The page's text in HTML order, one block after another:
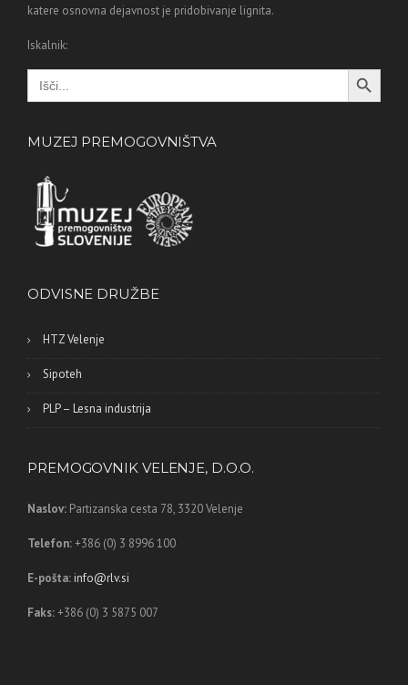
katere osnovna dejavnost je pridobivanje lignita.
Iskalnik:
Search
for:
Search Button
MUZEJ PREMOGOVNIŠTVA
ODVISNE DRUŽBE
HTZ Velenje
Sipoteh
PLP – Lesna industrija
PREMOGOVNIK VELENJE, D.O.O.
Naslov: Partizanska cesta 78, 3320 Velenje
Telefon:+386 (0) 3 8996 100
E-pošta: info@rlv.si
Faks:+386 (0) 3 5875 007